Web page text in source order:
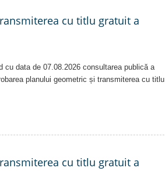
cu titlu gratuit a
data de 07.08.2026 consultarea publică a
planului geometric și transmiterea cu titlu
cu titlu gratuit a